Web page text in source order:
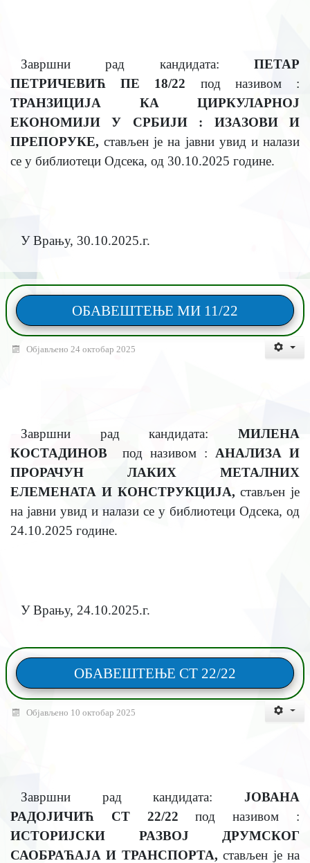
Завршни рад кандидата:ПЕТАР
ПЕТРИЧЕВИЋ ПЕ 18/22
под називом :
ТРАНЗИЦИЈА КА ЦИРКУЛАРНОЈ
ЕКОНОМИЈИ У СРБИЈИ : ИЗАЗОВИ И
ПРЕПОРУКЕ, стављен је на јавни увид и налази
се у библиотеци Одсека, од 30.10.2025 године.
У Врању, 30.10.2025.г.
ОБАВЕШТЕЊЕ МИ 11/22
Објављено 24 октобар 2025
Завршни рад кандидата:МИЛЕНА
КОСТАДИНОВ
под називом :АНАЛИЗА И
ПРОРАЧУН ЛАКИХ МЕТАЛНИХ
ЕЛЕМЕНАТА И КОНСТРУКЦИЈА,стављен је
на јавни увид и налази се у библиотеци Одсека, од
24.10.2025 године.
У Врању, 24.10.2025.г.
ОБАВЕШТЕЊЕ СТ 22/22
Објављено 10 октобар 2025
Завршни рад кандидата:ЈОВАНА
РАДОЈИЧИЋ СТ 22/22
под називом :
ИСТОРИЈСКИ РАЗВОЈ ДРУМСКОГ
САОБРАЋАЈА И ТРАНСПОРТА,стављен је на